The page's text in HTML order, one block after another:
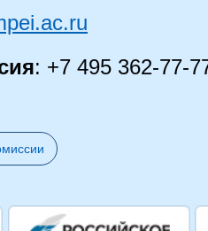
: +7 495 362-77-